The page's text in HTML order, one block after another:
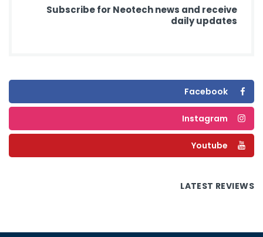
Subscribe for Neotech news and receive
daily updates
Facebook
Instagram
Youtube
LATEST REVIEWS